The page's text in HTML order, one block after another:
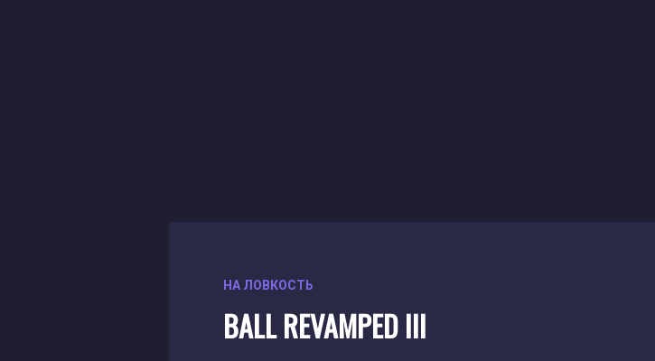
НА ЛОВКОСТЬ
BALL REVAMPED III